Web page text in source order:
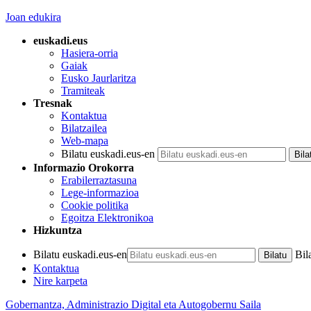
Joan edukira
euskadi.eus
Hasiera-orria
Gaiak
Eusko Jaurlaritza
Tramiteak
Tresnak
Kontaktua
Bilatzailea
Web-mapa
Bilatu euskadi.eus-en
Informazio Orokorra
Erabilerraztasuna
Lege-informazioa
Cookie politika
Egoitza Elektronikoa
Hizkuntza
Bilatu euskadi.eus-en
Kontaktua
Nire karpeta
Gobernantza, Administrazio Digital eta Autogobernu Saila